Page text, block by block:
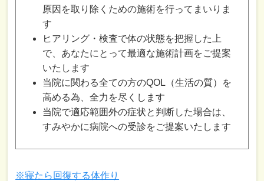
原因を取り除くための施術を行ってまいりま
す
ヒアリング・検査で体の状態を把握した上
で、あなたにとって最適な施術計画をご提案
いたします
当院に関わる全ての方のQOL（生活の質）を
高める為、全力を尽くします
当院で適応範囲外の症状と判断した場合は、
すみやかに病院への受診をご提案いたします
※寝たら回復する体作り